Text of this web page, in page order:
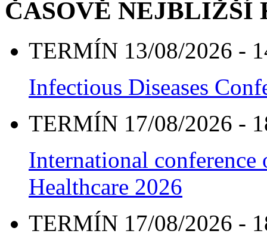
ČASOVĚ NEJBLIŽŠÍ
TERMÍN 13/08/2026 -
Infectious Diseases
TERMÍN 17/08/2026 -
International
Healthcare 2026
TERMÍN 17/08/2026 -